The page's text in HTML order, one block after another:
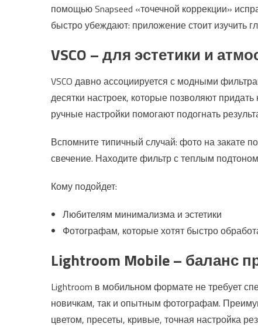
помощью Snapseed «точечной коррекции»
быстро убеждают: приложение стоит изучить
VSCO – для эстетики и
VSCO давно ассоциируется с модными
десятки настроек, которые позволяют
ручные настройки помогают подогнать
Вспомните типичный случай: фото на закате
свечение. Находите фильтр с теплым
Кому подойдет:
Любителям минимализма и эстетики
Фотографам, которые хотят быстро
Lightroom Mobile – баланс
Lightroom в мобильном формате не требует
новичкам, так и опытным фотографам.
цветом, пресеты, кривые, точная настройка